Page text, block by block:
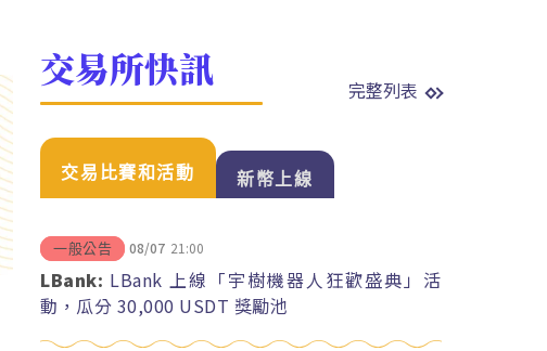
交易所快訊 完整列表
交易比賽和活動 新幣上線
一般公告 08/07 21:00
LBank: LBank 上線「宇樹機器人狂歡盛典」活
動，瓜分 30,000 USDT 獎勵池